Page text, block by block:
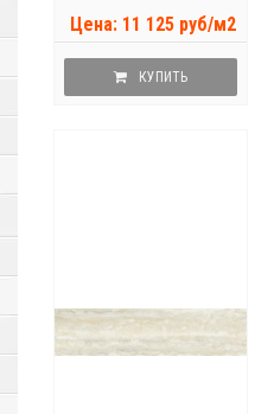
Цена: 11 125 руб/м2
КУПИТЬ